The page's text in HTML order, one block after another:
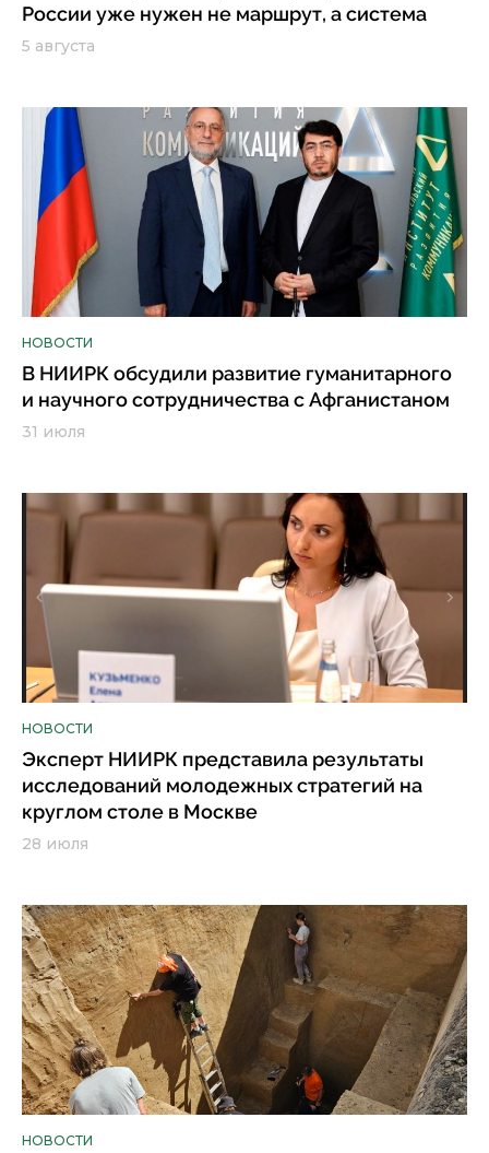
России уже нужен не маршрут, а система
5 августа
НОВОСТИ
В НИИРК обсудили развитие гуманитарного
и научного сотрудничества с Афганистаном
31 июля
НОВОСТИ
Эксперт НИИРК представила результаты
исследований молодежных стратегий на
круглом столе в Москве
28 июля
НОВОСТИ